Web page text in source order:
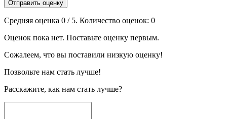
Отправить оценку
Средняя оценка 0 / 5. Количество оценок: 0
Оценок пока нет. Поставьте оценку первым.
Сожалеем, что вы поставили низкую оценку!
Позвольте нам стать лучше!
Расскажите, как нам стать лучше?